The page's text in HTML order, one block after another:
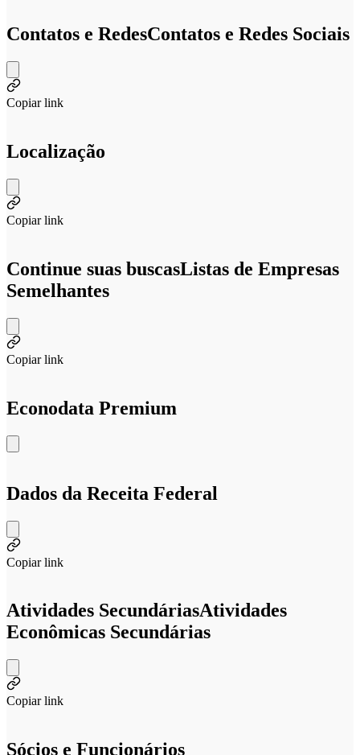
Contatos e RedesContatos e Redes Sociais
Copiar link
Localização
Copiar link
Continue suas buscasListas de Empresas
Semelhantes
Copiar link
Econodata Premium
Dados da Receita Federal
Copiar link
Atividades SecundáriasAtividades
Econômicas Secundárias
Copiar link
Sócios e Funcionários